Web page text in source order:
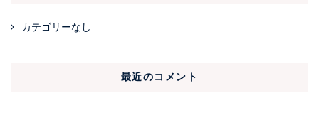
カテゴリーなし
最近のコメント